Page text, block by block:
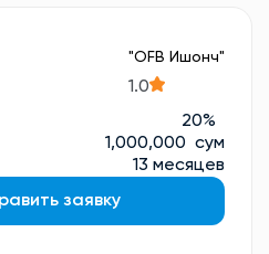
"OFB Ишонч"
1.0
20%
1,000,000 сум
13 месяцев
заявку